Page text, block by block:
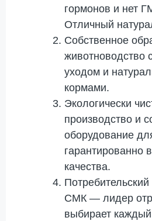
гормонов и нет
Отличный
Собственное
животноводство
уходом и
кормами.
Экологически
производство и
оборудование
гарантированно
качества.
СМК — лидер
выбирает